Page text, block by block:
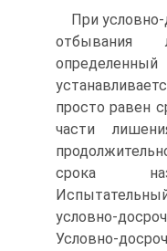
При
просто равен
части
срока
условно-
Условно-